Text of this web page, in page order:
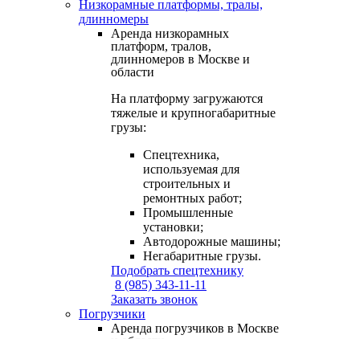
Низкорамные платформы, тралы,
длинномеры
Аренда низкорамных
платформ, тралов,
длинномеров в Москве и
области
На платформу загружаются
тяжелые и крупногабаритные
грузы:
Спецтехника,
используемая для
строительных и
ремонтных работ;
Промышленные
установки;
Автодорожные машины;
Негабаритные грузы.
Подобрать спецтехнику
8 (985) 343-11-11
Заказать звонок
Погрузчики
Аренда погрузчиков в Москве